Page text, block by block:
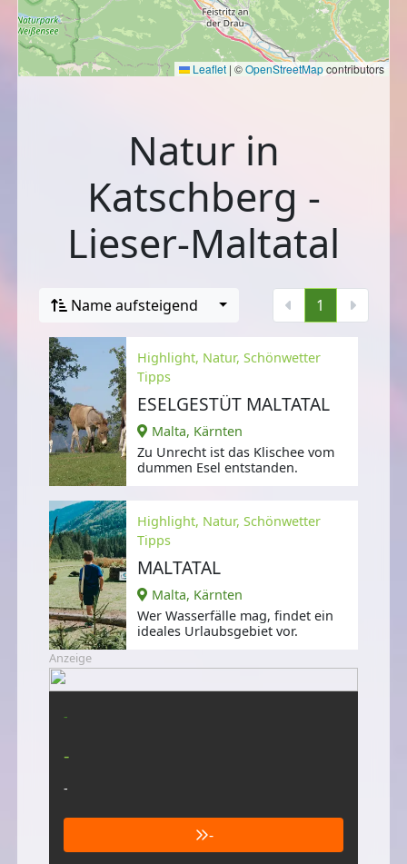
Leaflet | ©OpenStreetMapcontributors
Natur in
Katschberg -
Lieser-Maltatal
Name aufsteigend 1
Highlight, Natur, Schönwetter
Tipps
ESELGESTÜT MALTATAL
Malta, Kärnten
Zu Unrecht ist das Klischee vom
dummen Esel entstanden.
Highlight, Natur, Schönwetter
Tipps
MALTATAL
Malta, Kärnten
Wer Wasserfälle mag, findet ein
ideales Urlaubsgebiet vor.
Anzeige
-
-
-
-